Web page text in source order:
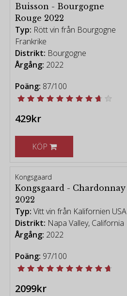
Buisson - Bourgogne
Rouge 2022
Typ: Rött vin från Bourgogne
Frankrike
Distrikt: Bourgogne
Årgång: 2022
Poäng: 87/100
429kr
KÖP
Kongsgaard
Kongsgaard - Chardonnay
2022
Typ: Vitt vin från Kalifornien USA
Distrikt: Napa Valley, California
Årgång: 2022
Poäng: 97/100
2099kr